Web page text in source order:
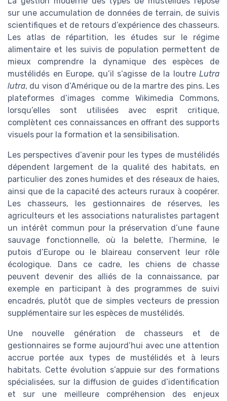
sur une accumulation de données de terrain, de suivis
scientifiques et de retours d’expérience des chasseurs.
Les atlas de répartition, les études sur le régime
alimentaire et les suivis de population permettent de
mieux comprendre la dynamique des espèces de
mustélidés en Europe, qu’il s’agisse de la loutre Lutra
lutra, du vison d’Amérique ou de la martre des pins. Les
plateformes d’images comme Wikimedia Commons,
lorsqu’elles sont utilisées avec esprit critique,
complètent ces connaissances en offrant des supports
visuels pour la formation et la sensibilisation.
Les perspectives d’avenir pour les types de mustélidés
dépendent largement de la qualité des habitats, en
particulier des zones humides et des réseaux de haies,
ainsi que de la capacité des acteurs ruraux à coopérer.
Les chasseurs, les gestionnaires de réserves, les
agriculteurs et les associations naturalistes partagent
un intérêt commun pour la préservation d’une faune
sauvage fonctionnelle, où la belette, l’hermine, le
putois d’Europe ou le blaireau conservent leur rôle
écologique. Dans ce cadre, les chiens de chasse
peuvent devenir des alliés de la connaissance, par
exemple en participant à des programmes de suivi
encadrés, plutôt que de simples vecteurs de pression
supplémentaire sur les espèces de mustélidés.
Une nouvelle génération de chasseurs et de
gestionnaires se forme aujourd’hui avec une attention
accrue portée aux types de mustélidés et à leurs
habitats. Cette évolution s’appuie sur des formations
spécialisées, sur la diffusion de guides d’identification
et sur une meilleure compréhension des enjeux